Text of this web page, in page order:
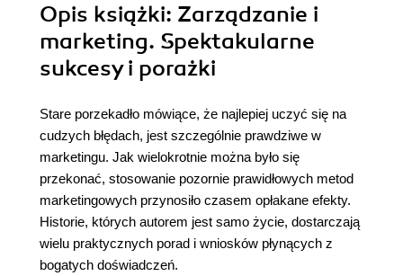
Opis książki: Zarządzanie i
marketing. Spektakularne
sukcesy i porażki
Stare porzekadło mówiące, że najlepiej uczyć się na
cudzych błędach, jest szczególnie prawdziwe w
marketingu. Jak wielokrotnie można było się
przekonać, stosowanie pozornie prawidłowych metod
marketingowych przynosiło czasem opłakane efekty.
Historie, których autorem jest samo życie, dostarczają
wielu praktycznych porad i wniosków płynących z
bogatych doświadczeń.